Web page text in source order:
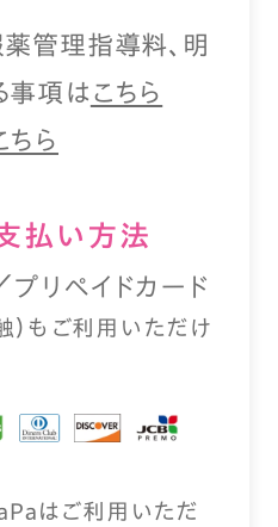
管理指導料、明
事項は こちら
ちら
払い⽅法
プリペイドカード
）もご利⽤いただけ
はご利⽤いただ